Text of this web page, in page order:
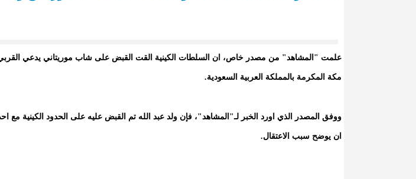
علمت "المشاهد" من مصدر خاص، ان السلطات الكينية القت القبض على شاب موريتاني يدعي القربي
مكة المكرمة بالمملكة العربية السعودية.
ووفق المصدر الذي اورد الخبر لـ"المشاهد"، فإن ولد عبد الله تم القبض عليه على الحدود الكينية مع
ان يوضح سبب الاعتقال.